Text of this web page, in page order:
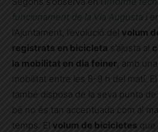
funcionament de la Via Augusta i
l’Ajuntament, l’evolució del volum
registrats en bicicleta s’ajusta al
la mobilitat en dia feiner , amb
mobilitat entre les 8-9 h del matí.
també disposa de la seva punta
bé no és tan accentuada com al
temps. El volum de bicicletes que